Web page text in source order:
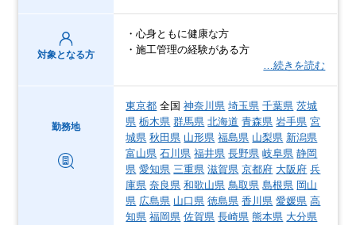
対象となる方
・心身ともに健康な方
・施工管理の経験がある方
…続きを読む
勤務地
東京都 全国神奈川県 埼玉県 千葉県 茨城
県 栃木県 群馬県 北海道 青森県 岩手県 宮
城県 秋田県 山形県 福島県 山梨県 新潟県
富山県 石川県 福井県 長野県 岐阜県 静岡
県 愛知県 三重県 滋賀県 京都府 大阪府 兵
庫県 奈良県 和歌山県 鳥取県 島根県 岡山
県 広島県 山口県 徳島県 香川県 愛媛県 高
知県 福岡県 佐賀県 長崎県 熊本県 大分県